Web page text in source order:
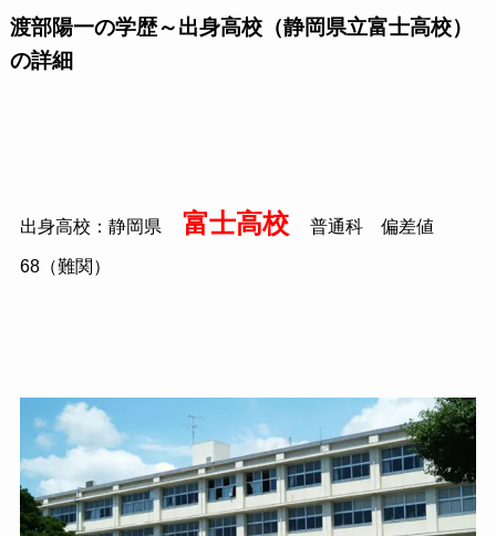
渡部陽一の学歴～出身高校（静岡県立富士高校）
の詳細
出身高校：静岡県 富士高校 普通科 偏差値
68（難関）